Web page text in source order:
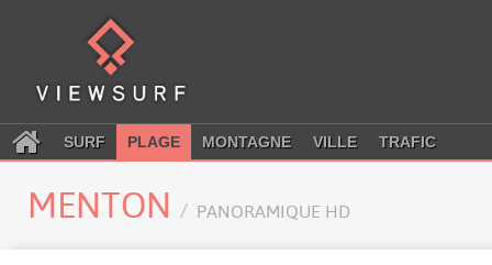
SURF PLAGE MONTAGNE VILLE TRAFIC
MENTON PANORAMIQUE HD